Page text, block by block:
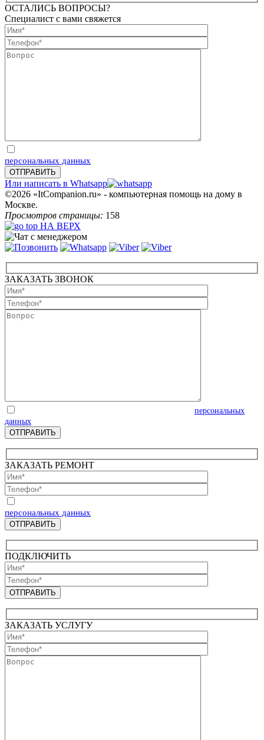
ОСТАЛИСЬ ВОПРОСЫ?
Специалист с вами свяжется
персональных данных
Или написать в Whatsapp
©2026 «ItCompanion.ru» - компьютерная помощь на дому в
Москве.
Просмотров страницы: 158
НА ВЕРХ
ЗАКАЗАТЬ ЗВОНОК
персональных
данных
ЗАКАЗАТЬ РЕМОНТ
персональных данных
ПОДКЛЮЧИТЬ
ЗАКАЗАТЬ УСЛУГУ